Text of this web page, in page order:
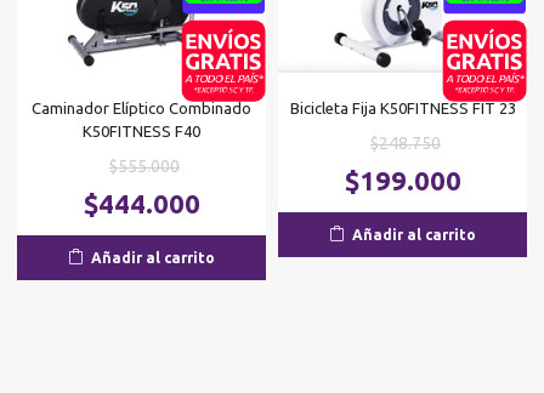
Caminador Elíptico Combinado
K50FITNESS F40
$555.000El
precio
original
era:
$444.000
es:
Añadir al carrito
Bicicleta Fija K50FITNESS FIT 23
$248.750El
precio
original
era:
$199.000
Añadir al carrito